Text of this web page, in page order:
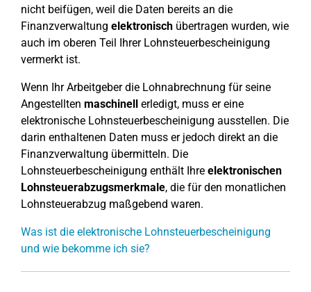
nicht beifügen, weil die Daten bereits an die
Finanzverwaltung elektronisch übertragen wurden, wie
auch im oberen Teil Ihrer Lohnsteuerbescheinigung
vermerkt ist.
Wenn Ihr Arbeitgeber die Lohnabrechnung für seine
Angestellten maschinell erledigt, muss er eine
elektronische Lohnsteuerbescheinigung ausstellen. Die
darin enthaltenen Daten muss er jedoch direkt an die
Finanzverwaltung übermitteln. Die
Lohnsteuerbescheinigung enthält Ihre elektronischen
Lohnsteuerabzugsmerkmale, die für den monatlichen
Lohnsteuerabzug maßgebend waren.
Was ist die elektronische Lohnsteuerbescheinigung
und wie bekomme ich sie?